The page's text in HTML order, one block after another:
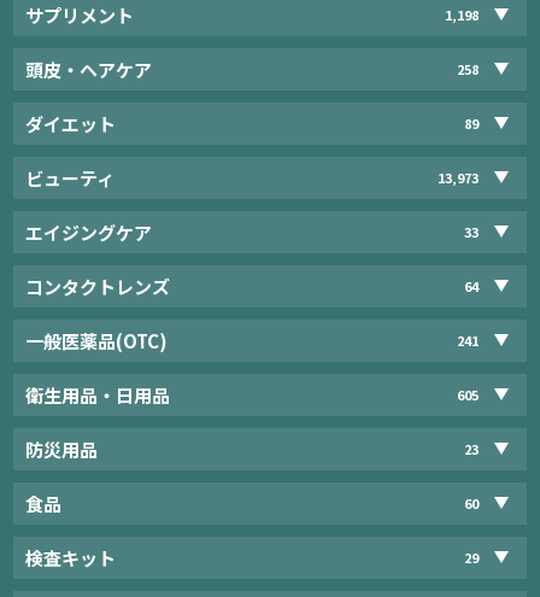
サプリメント 1,198
頭皮・ヘアケア 258
ダイエット 89
ビューティ 13,973
エイジングケア 33
コンタクトレンズ 64
一般医薬品(OTC) 241
衛生用品・日用品 605
防災用品 23
食品 60
検査キット 29